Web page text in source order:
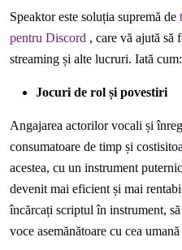
Speaktor este soluția supremă de
pentru Discord , care vă ajută să
streaming și alte lucruri. Iată cum:
Jocuri de rol și povestiri
Angajarea actorilor vocali și
consumatoare de timp și
acestea, cu un instrument
devenit mai eficient și mai
încărcați scriptul în instrument,
voce asemănătoare cu cea